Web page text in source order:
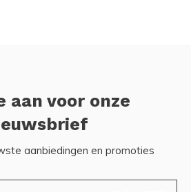
aan voor onze
aanbiedingen en promoties